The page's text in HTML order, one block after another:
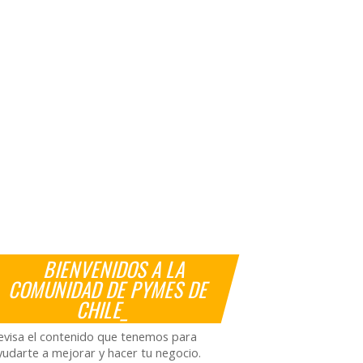
BIENVENIDOS A LA
COMUNIDAD DE PYMES DE
CHILE_
el contenido que tenemos para
a mejorar y hacer tu negocio.